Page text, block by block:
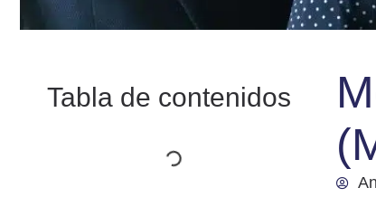
Tabla de contenidos